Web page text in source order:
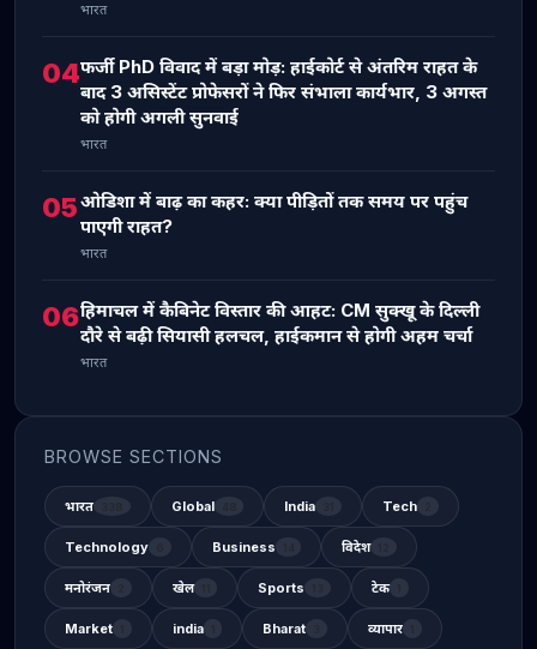
भारत
04फर्जी PhD विवाद में बड़ा मोड़: हाईकोर्ट से अंतरिम राहत के
बाद 3 असिस्टेंट प्रोफेसरों ने फिर संभाला कार्यभार, 3 अगस्त
को होगी अगली सुनवाई
भारत
05ओडिशा में बाढ़ का कहर: क्या पीड़ितों तक समय पर पहुंच
पाएगी राहत?
भारत
06हिमाचल में कैबिनेट विस्तार की आहट: CM सुक्खू के दिल्ली
दौरे से बढ़ी सियासी हलचल, हाईकमान से होगी अहम चर्चा
भारत
BROWSE SECTIONS
भारत Global India Tech
Technology Business विदेश
मनोरंजन खेल Sports टेक
Market india Bharat व्यापार